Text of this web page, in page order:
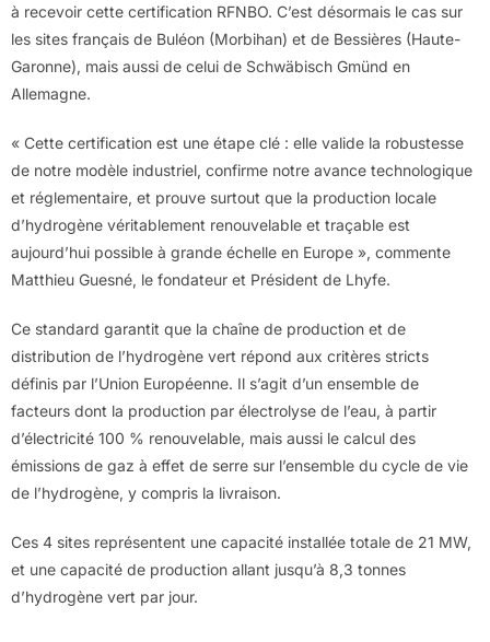
à recevoir cette certification RFNBO. C’est désormais le cas sur
les sites français de Buléon (Morbihan) et de Bessières (Haute-
Garonne), mais aussi de celui de Schwäbisch Gmünd en
Allemagne.
« Cette certification est une étape clé : elle valide la robustesse
de notre modèle industriel, confirme notre avance technologique
et réglementaire, et prouve surtout que la production locale
d’hydrogène véritablement renouvelable et traçable est
aujourd’hui possible à grande échelle en Europe », commente
Matthieu Guesné, le fondateur et Président de Lhyfe.
Ce standard garantit que la chaîne de production et de
distribution de l’hydrogène vert répond aux critères stricts
définis par l’Union Européenne. Il s’agit d’un ensemble de
facteurs dont la production par électrolyse de l’eau, à partir
d’électricité 100 % renouvelable, mais aussi le calcul des
émissions de gaz à effet de serre sur l’ensemble du cycle de vie
de l’hydrogène, y compris la livraison.
Ces 4 sites représentent une capacité installée totale de 21 MW,
et une capacité de production allant jusqu’à 8,3 tonnes
d’hydrogène vert par jour.